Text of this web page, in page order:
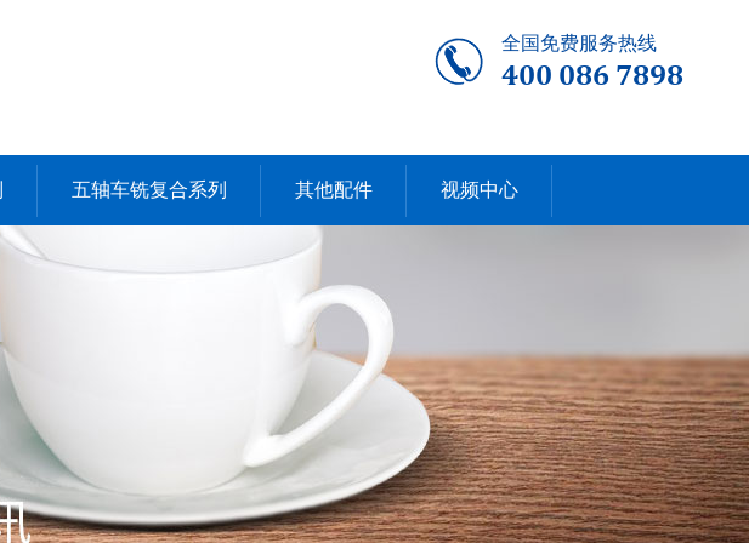
全国免费服务热线
400 086 7898
五轴车铣复合系列 其他配件 视频中心